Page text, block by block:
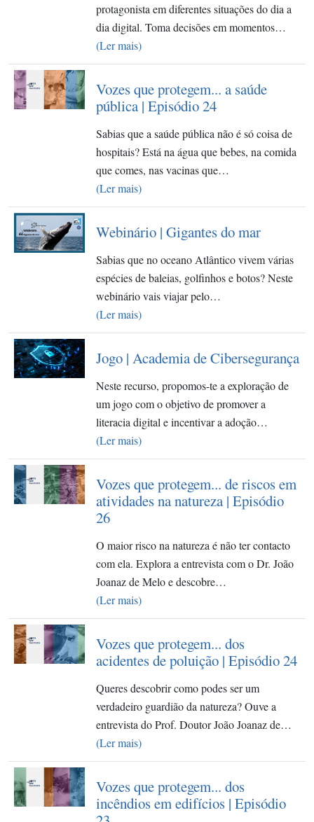
protagonista em diferentes situações do dia a
dia digital. Toma decisões em momentos…
(Ler mais)
Vozes que protegem... a saúde
pública | Episódio 24
Sabias que a saúde pública não é só coisa de
hospitais? Está na água que bebes, na comida
que comes, nas vacinas que…
(Ler mais)
Webinário | Gigantes do mar
Sabias que no oceano Atlântico vivem várias
espécies de baleias, golfinhos e botos? Neste
webinário vais viajar pelo…
(Ler mais)
Jogo | Academia de Cibersegurança
Neste recurso, propomos-te a exploração de
um jogo com o objetivo de promover a
literacia digital e incentivar a adoção…
(Ler mais)
Vozes que protegem... de riscos em
atividades na natureza | Episódio
26
O maior risco na natureza é não ter contacto
com ela. Explora a entrevista com o Dr. João
Joanaz de Melo e descobre…
(Ler mais)
Vozes que protegem... dos
acidentes de poluição | Episódio 24
Queres descobrir como podes ser um
verdadeiro guardião da natureza? Ouve a
entrevista do Prof. Doutor João Joanaz de…
(Ler mais)
Vozes que protegem... dos
incêndios em edifícios | Episódio